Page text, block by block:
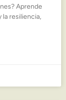
Aprende
la resiliencia,